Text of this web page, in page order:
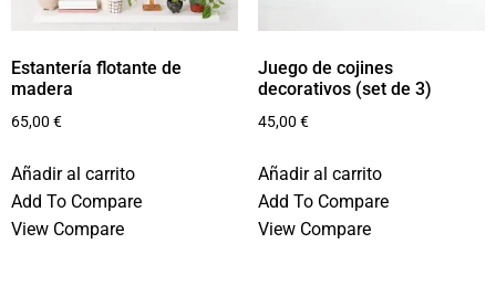
Estantería flotante de
madera
65,00 €
Añadir al carrito
Add To Compare
View Compare
Juego de cojines
decorativos (set de 3)
45,00 €
Añadir al carrito
Add To Compare
View Compare